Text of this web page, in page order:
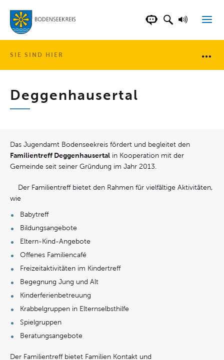
LANDKREISCHATBOT DER
SUCHFELD
SIE SIND HIER
Deggenhausertal
Das Jugendamt Bodenseekreis fördert und begleitet den
Familientreff Deggenhausertal in Kooperation mit der
Gemeinde seit seiner Gründung im Jahr 2013.
Der Familientreff bietet den Rahmen für vielfältige Aktivitäten,
wie
Babytreff
Bildungsangebote
Eltern-Kind-Angebote
Offenes Familiencafé
Freizeitaktivitäten im Kindertreff
Begegnung Jung und Alt
Kinderferienbetreuung
Krabbelgruppen in Elternselbsthilfe
Spielgruppen
Beratungsangebote
Der Familientreff bietet Familien Kontakt und